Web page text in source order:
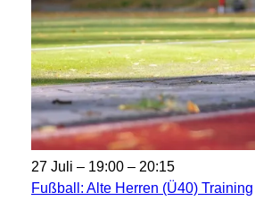
27 Juli – 19:00 – 20:15
Fußball: Alte Herren (Ü40) Training